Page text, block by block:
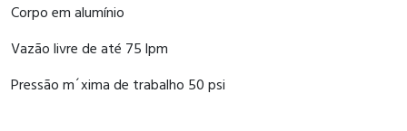
Corpo em alumínio
Vazão livre de até 75 lpm
Pressão m´xima de trabalho 50 psi